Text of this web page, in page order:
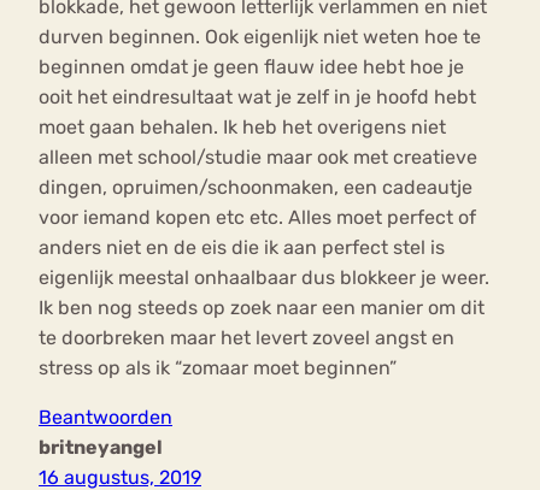
blokkade, het gewoon letterlijk verlammen en niet
durven beginnen. Ook eigenlijk niet weten hoe te
beginnen omdat je geen flauw idee hebt hoe je
ooit het eindresultaat wat je zelf in je hoofd hebt
moet gaan behalen. Ik heb het overigens niet
alleen met school/studie maar ook met creatieve
dingen, opruimen/schoonmaken, een cadeautje
voor iemand kopen etc etc. Alles moet perfect of
anders niet en de eis die ik aan perfect stel is
eigenlijk meestal onhaalbaar dus blokkeer je weer.
Ik ben nog steeds op zoek naar een manier om dit
te doorbreken maar het levert zoveel angst en
stress op als ik “zomaar moet beginnen”
Beantwoorden
britneyangel
16 augustus, 2019